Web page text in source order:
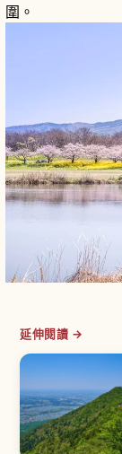
圍。
延伸閱讀 →